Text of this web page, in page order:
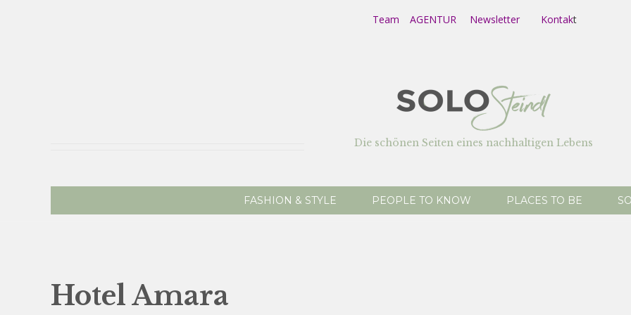
Team AGENTUR Newsletter Kontakt
Die schönen Seiten eines nachhaltigen Lebens
FASHION & STYLE PEOPLE TO KNOW PLACES TO BE
Hotel Amara